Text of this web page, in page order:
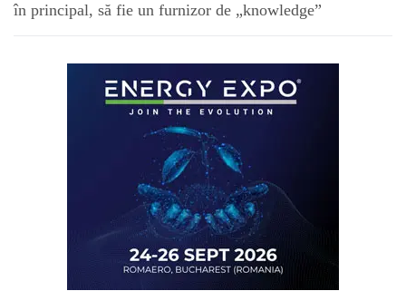
în principal, să fie un furnizor de „knowledge”